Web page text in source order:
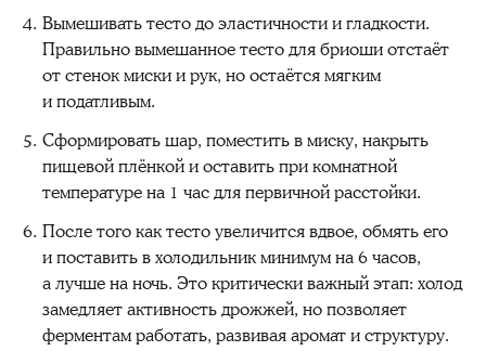
Вымешивать тесто до эластичности и гладкости.
Правильно вымешанное тесто для бриоши отстаёт
от стенок миски и рук, но остаётся мягким
и податливым.
Сформировать шар, поместить в миску, накрыть
пищевой плёнкой и оставить при комнатной
температуре на 1 час для первичной расстойки.
После того как тесто увеличится вдвое, обмять его
и поставить в холодильник минимум на 6 часов,
а лучше на ночь. Это критически важный этап: холод
замедляет активность дрожжей, но позволяет
ферментам работать, развивая аромат и структуру.